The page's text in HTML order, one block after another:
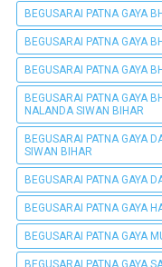
BEGUSARAI PATNA GAYA
BEGUSARAI PATNA GAYA
BEGUSARAI PATNA GAYA
BEGUSARAI PATNA GAYA
NALANDA SIWAN BIHAR
BEGUSARAI PATNA GAYA
SIWAN BIHAR
BEGUSARAI PATNA GAYA
BEGUSARAI PATNA GAYA
BEGUSARAI PATNA GAYA
BEGUSARAI PATNA GAYA